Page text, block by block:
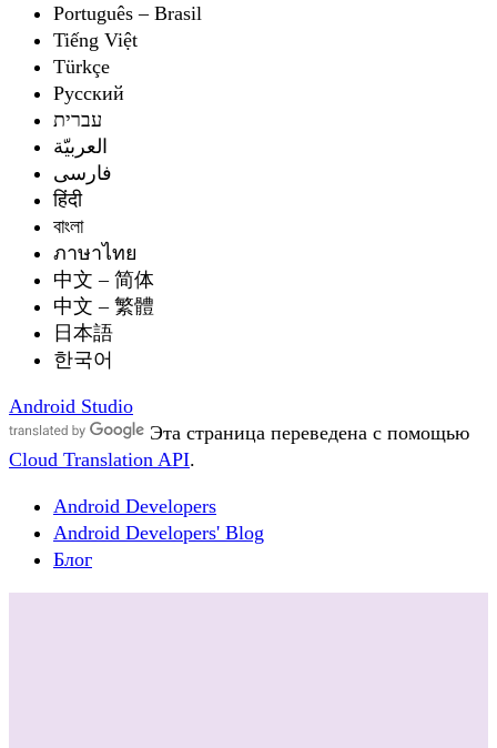
Português – Brasil
Tiếng Việt
Türkçe
Русский
עברית
العربيّة
فارسی
हिंदी
বাংলা
ภาษาไทย
中文 – 简体
中文 – 繁體
日本語
한국어
Android Studio
Эта страница переведена с помощью
Cloud Translation API.
Android Developers
Android Developers' Blog
Блог